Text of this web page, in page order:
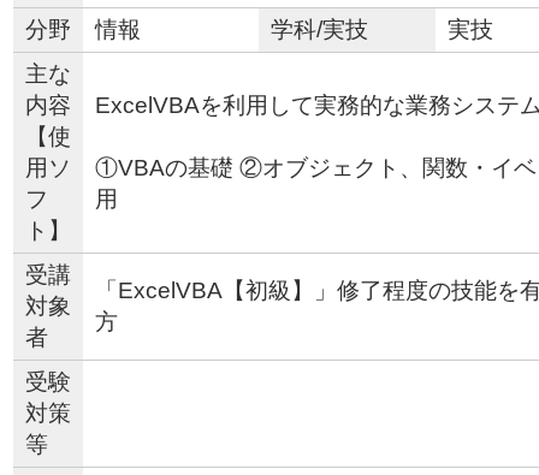
分野 情報 学科/実技
実技
主な
内容
【使
用ソ
フ
ト】
ExcelVBAを利用して実務的な業務システ
①VBAの基礎 ②オブジェクト、関数・イ
受講
対象
者
「ExcelVBA【初級】」修了程度の技能を
方
受験
対策
等